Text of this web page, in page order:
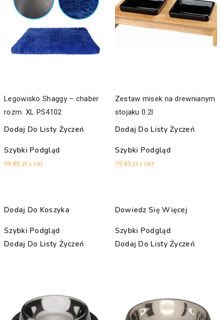
Legowisko Shaggy – chaber
rozm. XL PS4102
Dodaj Do Listy Życzeń
Szybki Podgląd
99,85 zł z VAT
Zestaw misek na drewnianym
stojaku 0.2l
Dodaj Do Listy Życzeń
Szybki Podgląd
79,85 zł z VAT
Dodaj Do Koszyka
Szybki Podgląd
Dodaj Do Listy Życzeń
Dowiedz Się Więcej
Szybki Podgląd
Dodaj Do Listy Życzeń